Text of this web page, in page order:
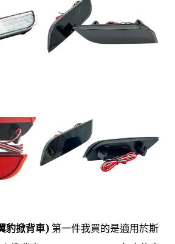
豹掀背車) 第一件我買的是適用於斯